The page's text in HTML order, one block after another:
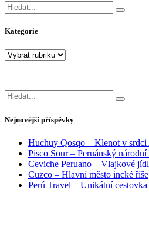
Search
for:
Kategorie
Kategorie
Search
for:
Nejnovější příspěvky
Huchuy Qosqo – Klenot v srdci
Pisco Sour – Peruánský národní
Ceviche Peruano – Vlajkové
Cuzco – Hlavní město incké říše
Perú Travel – Unikátní cestovka